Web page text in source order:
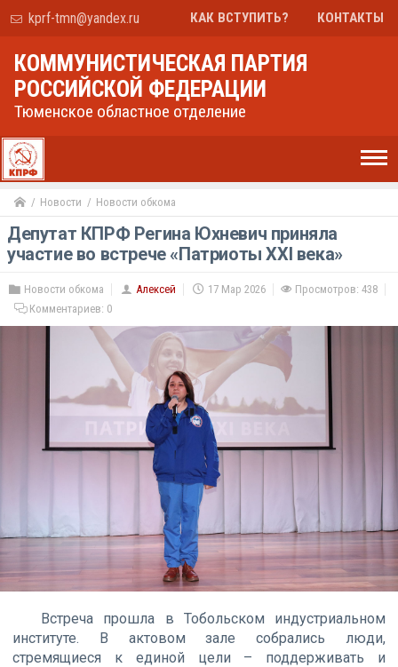
kprf-tmn@yandex.ru КАК ВСТУПИТЬ? КОНТАКТЫ
КОММУНИСТИЧЕСКАЯ ПАРТИЯ
РОССИЙСКОЙ ФЕДЕРАЦИИ
Тюменское областное отделение
Новости Новости обкома
Депутат КПРФ Регина Юхневич приняла
участие во встрече «Патриоты XXI века»
Новости обкома Алексей 17 Мар 2026
Просмотров: 438
Комментариев: 0
Встреча прошла в Тобольском индустриальном
институте. В актовом зале собрались люди,
стремящиеся к единой цели – поддерживать и